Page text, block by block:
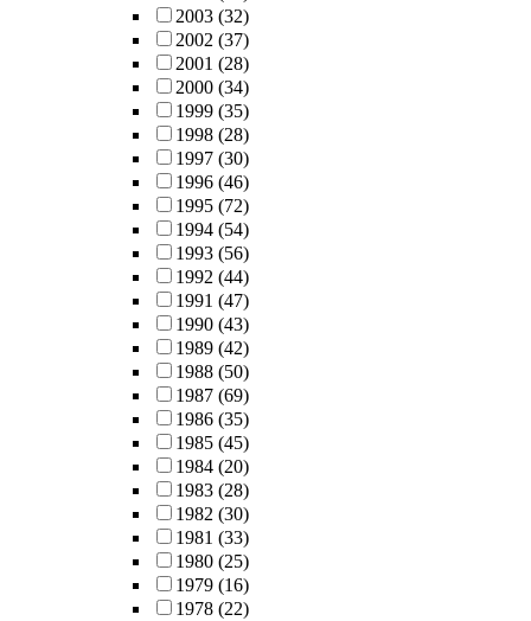
2003 (32)
2002 (37)
2001 (28)
2000 (34)
1999 (35)
1998 (28)
1997 (30)
1996 (46)
1995 (72)
1994 (54)
1993 (56)
1992 (44)
1991 (47)
1990 (43)
1989 (42)
1988 (50)
1987 (69)
1986 (35)
1985 (45)
1984 (20)
1983 (28)
1982 (30)
1981 (33)
1980 (25)
1979 (16)
1978 (22)